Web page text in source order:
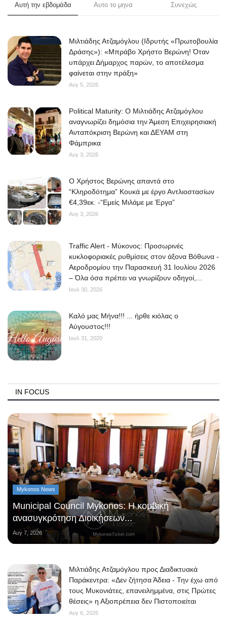
Αυτή την εβδομάδα Αυτο το μηνα Συνεχώς
Μιλτιάδης Ατζαμόγλου (Ιδρυτής «Πρωτοβουλία
Δράσης»): «Μπράβο Χρήστο Βερώνη! Όταν
υπάρχει Δήμαρχος παρών, το αποτέλεσμα
φαίνεται στην πράξη»
Αυγ 5, 2026
Political Maturity: Ο Μιλτιάδης Ατζαμόγλου
αναγνωρίζει δημόσια την Άμεση Επιχειρησιακή
Ανταπόκριση Βερώνη και ΔΕΥΑΜ στη
Φάμπρικα
Αυγ 3, 2026
O Χρήστος Βερώνης απαντά στο
“Κληροδότημα” Κουκά με έργο Αντλιοστασίων
€4,39εκ. -“Εμείς Μιλάμε με Έργα”
Αυγ 3, 2026
Traffic Alert - Μύκονος: Προσωρινές
κυκλοφοριακές ρυθμίσεις στον άξονα Βόθωνα -
Αεροδρομίου την Παρασκευή 31 Ιουλίου 2026
– Όλα όσα πρέπει να γνωρίζουν οδηγοί,...
Ιουλ 30, 2026
Kαλό μας Μήνα!!! ... ήρθε κιόλας ο
Αύγουστος!!!
Ιουλ 31, 2020
IN FOCUS
Mykonos News
Municipal Council Mykonos: Η κομβική
ανασυγκρότηση Διοικήσεων...
Αυγ 7, 2026
Μιλτιάδης Ατζαμόγλου προς Διαδικτυακά
Παράκεντρα: «Δεν ζήτησα Άδεια - Την έχω από
τους Μυκονιάτες, επανειλημμένα, στις Πρώτες
θέσεις» η Αξιοπρέπεια δεν Πιστοποιείται
Αυγ 6, 2026